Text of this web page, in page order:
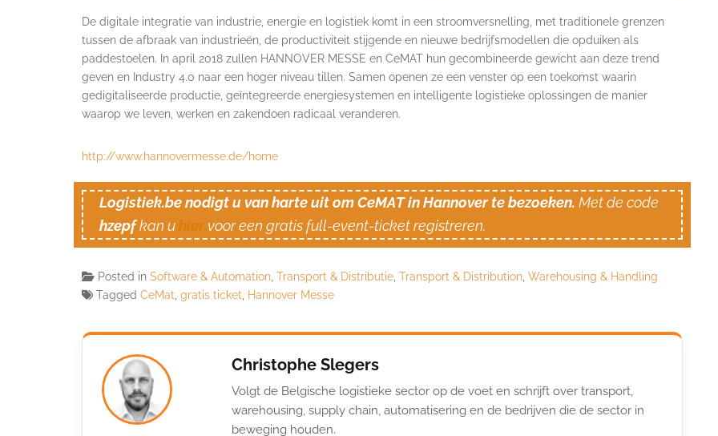
De digitale integratie van industrie, energie en logistiek komt in een stroomversnelling, met traditionele grenzen
tussen de afbraak van industrieën, de productiviteit stijgende en nieuwe bedrijfsmodellen die opduiken als
paddestoelen. In april 2018 zullen HANNOVER MESSE en CeMAT hun gecombineerde gewicht aan deze trend
geven en Industry 4.0 naar een hoger niveau tillen. Samen openen ze een venster op een toekomst waarin
gedigitaliseerde productie, geïntegreerde energiesystemen en intelligente logistieke oplossingen de manier
waarop we leven, werken en zakendoen radicaal veranderen.
http://www.hannovermesse.de/home
Logistiek.be nodigt u van harte uit om CeMAT in Hannover te bezoeken. Met de code
hzepfkan u hier voor een gratis full-event-ticket registreren.
Posted in Software & Automation, Transport & Distributie, Transport & Distribution, Warehousing & Handling
Tagged CeMat, gratis ticket, Hannover Messe
Christophe Slegers
Volgt de Belgische logistieke sector op de voet en schrijft over transport,
warehousing, supply chain, automatisering en de bedrijven die de sector in
beweging houden.